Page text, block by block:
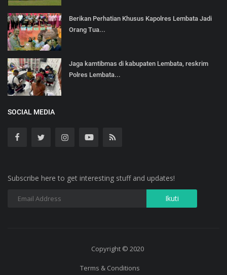
Berikan Perhatian Khusus Kapolres Lembata Jadi
Orang Tua...
Jaga kamtibmas di kabupaten Lembata, reskrim
Polres Lembata...
SOCIAL MEDIA
Subscribe here to get interesting stuff and updates!
Copyright © 2020
Terms & Conditions